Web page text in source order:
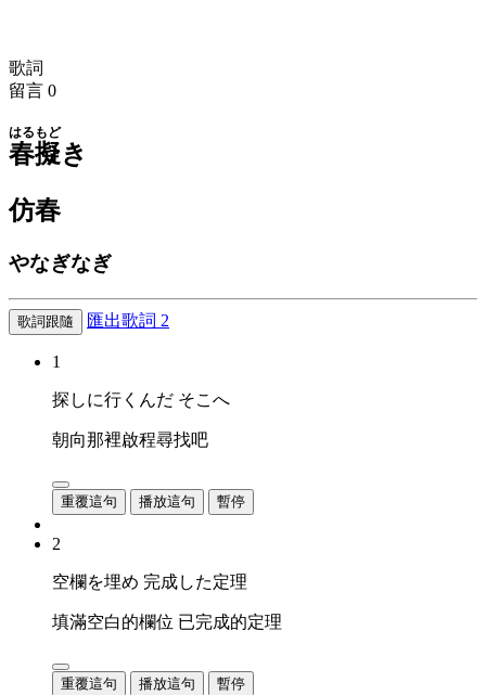
歌詞
留言 0
春
はる
擬
もど
き
仿春
やなぎなぎ
歌詞跟隨 匯出歌詞 2
1
探しに行くんだ そこへ
朝向那裡啟程尋找吧
重覆這句 播放這句 暫停
2
空欄を埋め 完成した定理
填滿空白的欄位 已完成的定理
重覆這句 播放這句 暫停